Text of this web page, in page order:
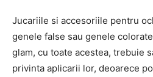
Jucariile si accesoriile pentru
genele false sau genele
glam, cu toate acestea, trebuie
privinta aplicarii lor, deoarece